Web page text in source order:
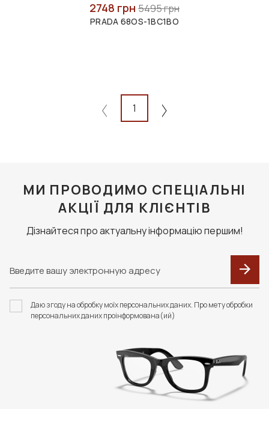
2748 грн 5495 грн
PRADA 68OS-1BC1BO
1
МИ ПРОВОДИМО СПЕЦІАЛЬНІ
АКЦІЇ ДЛЯ КЛІЄНТІВ
Дізнайтеся про актуальну інформацію першим!
Даю згоду на обробку моїх персональних даних. Про мету обробки
персональних даних проінформована(ий)